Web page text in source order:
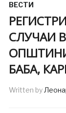
ВЕСТИ
СЛУЧАИ
БАБА,
Written by